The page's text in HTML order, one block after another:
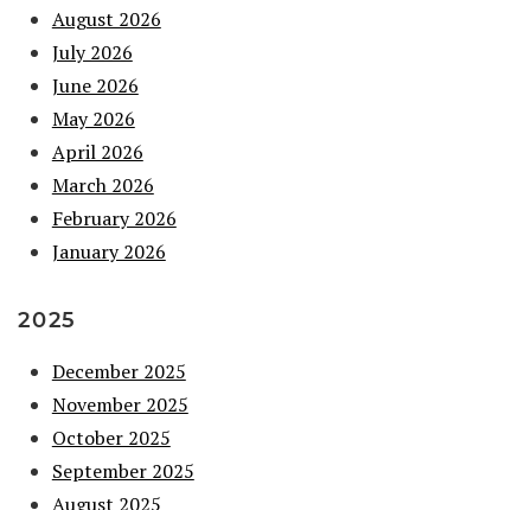
August 2026
July 2026
June 2026
May 2026
April 2026
March 2026
February 2026
January 2026
2025
December 2025
November 2025
October 2025
September 2025
August 2025